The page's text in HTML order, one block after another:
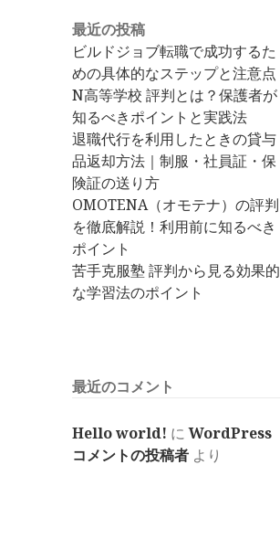
最近の投稿
ビルドジョブ転職で成功するた
めの具体的なステップと注意点
N高等学校 評判とは？保護者が
知るべきポイントと実践法
退職代行を利用したときの貸与
品返却方法｜制服・社員証・保
険証の送り方
OMOTENA（オモテナ）の評判
を徹底解説！利用前に知るべき
ポイント
苦手克服塾 評判から見る効果的
な学習法のポイント
最近のコメント
Hello world! にWordPress
コメントの投稿者 より